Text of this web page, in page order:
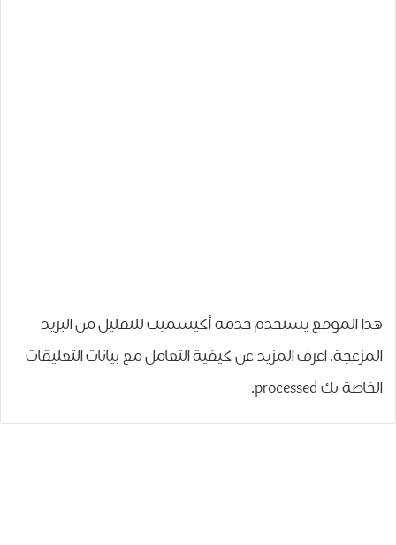
هذا الموقع يستخدم خدمة أكيسميت للتقليل من البريد
المزعجة.اعرف المزيد عن كيفية التعامل مع بيانات التعليقات
الخاصة بك processed
.